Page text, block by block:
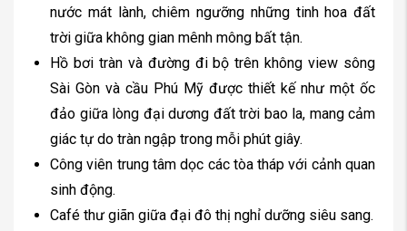
nước mát lành, chiêm ngưỡng những tinh hoa đất
trời giữa không gian mênh mông bất tận.
Hồ bơi tràn và đường đi bộ trên không view sông
Sài Gòn và cầu Phú Mỹ được thiết kế như một ốc
đảo giữa lòng đại dương đất trời bao la, mang cảm
giác tự do tràn ngập trong mỗi phút giây.
Công viên trung tâm dọc các tòa tháp với cảnh quan
sinh động.
Café thư giãn giữa đại đô thị nghỉ dưỡng siêu sang.